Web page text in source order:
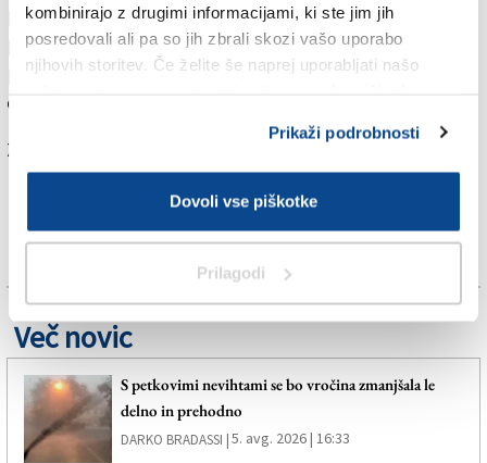
kombinirajo z drugimi informacijami, ki ste jim jih
posredovali ali pa so jih zbrali skozi vašo uporabo
njihovih storitev. Če želite še naprej uporabljati našo
Prikaži podrobnosti
Dovoli vse piškotke
Prilagodi
ptiči ali večje ribe. Zato je za njihovo preživetje
pomembno, da jih ljudje poskušajo čim prej rešiti, še
posebej, če se znajdejo na suhem po tem, ko
odtečejo visoke poplavne vode.
Za branje in pisanje komentarjev je potrebna prijava
Več novic
S petkovimi nevihtami se bo vročina zmanjšala le
delno in prehodno
DARKO BRADASSI |5. avg. 2026 | 16:33